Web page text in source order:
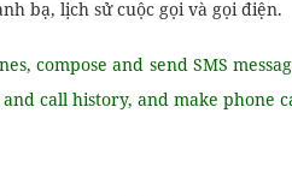
bạ, lịch sử cuộc gọi và gọi điện.
compose and send SMS
call history, and make phone